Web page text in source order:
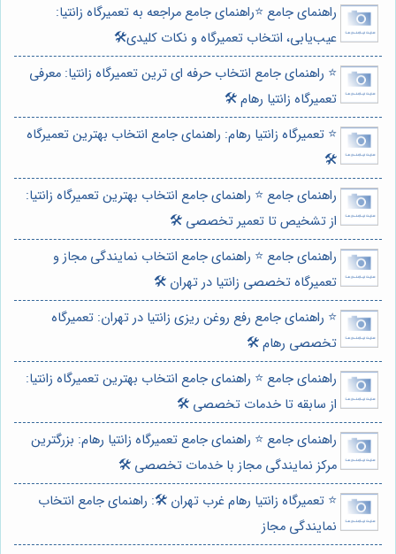
راهنمای جامع ⭐️راهنمای جامع مراجعه به تعمیرگاه زانتیا:
عیب‌یابی، انتخاب تعمیرگاه و نکات کلیدی🛠️
⭐️ راهنمای جامع انتخاب حرفه ای ترین تعمیرگاه زانتیا: معرفی
تعمیرگاه زانتیا رهام 🛠️
⭐️ تعمیرگاه زانتیا رهام: راهنمای جامع انتخاب بهترین تعمیرگاه
🛠️
راهنمای جامع ⭐️ راهنمای جامع انتخاب بهترین تعمیرگاه زانتیا:
از تشخیص تا تعمیر تخصصی 🛠️
راهنمای جامع ⭐️ راهنمای جامع انتخاب نمایندگی مجاز و
تعمیرگاه تخصصی زانتیا در تهران 🛠️
⭐️ راهنمای جامع رفع روغن ریزی زانتیا در تهران: تعمیرگاه
تخصصی رهام 🛠️
راهنمای جامع ⭐️ راهنمای جامع انتخاب بهترین تعمیرگاه زانتیا:
از سابقه تا خدمات تخصصی 🛠️
راهنمای جامع ⭐️ راهنمای جامع تعمیرگاه زانتیا رهام: بزرگترین
مرکز نمایندگی مجاز با خدمات تخصصی 🛠️
⭐️ تعمیرگاه زانتیا رهام غرب تهران 🛠️: راهنمای جامع انتخاب
نمایندگی مجاز